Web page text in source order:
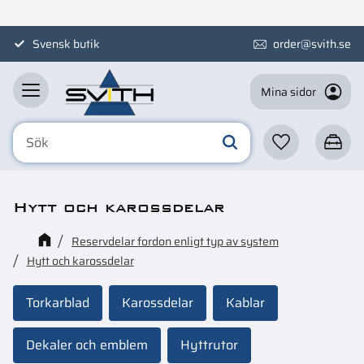
MenySvensk butik order@svith.se
Mina sidor
Favoriter
Hytt och karossdelar
Reservdelar fordon enligt typ av system
Hytt och karossdelar
Torkarblad Karossdelar Kablar
Dekaler och emblem Hyttrutor